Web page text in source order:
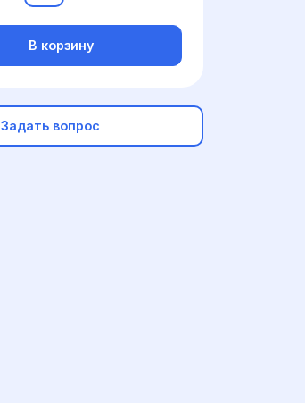
В корзину
Задать вопрос